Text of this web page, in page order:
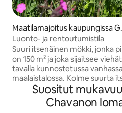
Maatilamajoitus kaupungissa
lles
Luonto- ja rentoutumistila
Suuri itsenäinen mökki, jonka
on 150 m² ja joka sijaitsee
tavalla kunnostetussa
maalaistalossa. Kolme suurta
makuuhuonetta, yksi kahden
huone, jokaisessa on oma
Asuintila, jossa on täysin
Suositut
Chavanon